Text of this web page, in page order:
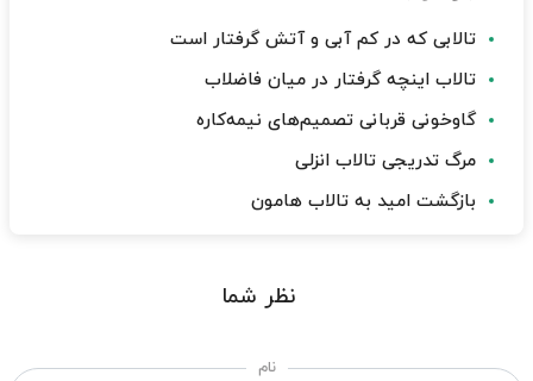
تالابی که در کم آبی و آتش گرفتار است
تالاب اینچه گرفتار در میان فاضلاب
گاوخونی قربانی تصمیم‌های نیمه‌کاره
مرگ تدریجی تالاب انزلی
بازگشت امید به تالاب هامون
نظر شما
نام